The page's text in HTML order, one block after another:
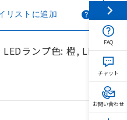
ランプ色: 橙, LED
リストに追加
FAQ
チャット
お問い合わせ